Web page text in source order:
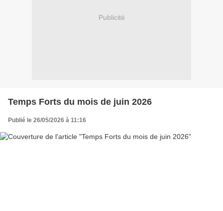
Publicité
Temps Forts du mois de juin 2026
Publié le 26/05/2026 à 11:16